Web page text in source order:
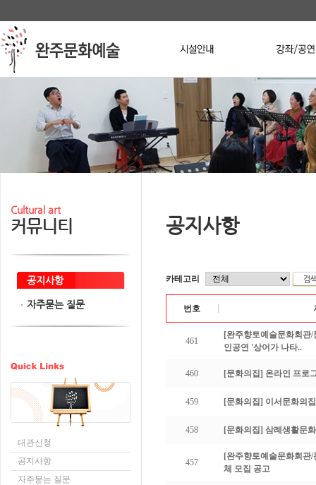
Cultural art
커뮤니티
공지사항
자주묻는 질문
대관신청
공지사항
자주묻는 질문
공지사항
카테고리
번호
461
[완주향토예술문화회관
인공연 '상어가 나타..
460 [문화의집] 온라인 프로
459 [문화의집] 이서문화의
458 [문화의집] 삼례생활문
457
[완주향토예술문화회관
체 모집 공고